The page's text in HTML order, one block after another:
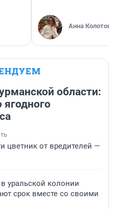
Анна Колотова
области:
ягодного
цветник от вредителей —
уральской колонии
срок вместе со своими